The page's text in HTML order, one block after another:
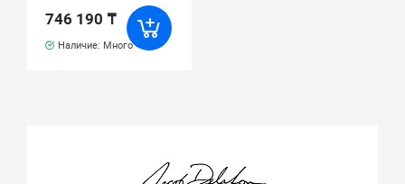
746 190 ₸
Наличие: Много